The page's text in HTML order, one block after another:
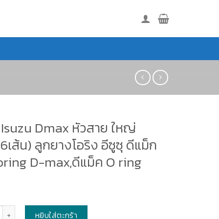
Dmax หัวสาย ใหญ่
เส้น) ลูกยางโอริง อีซูซุ ดีแม็ก
D-max,ดีแม็ค O ring
หยิบใส่ตะกร้า